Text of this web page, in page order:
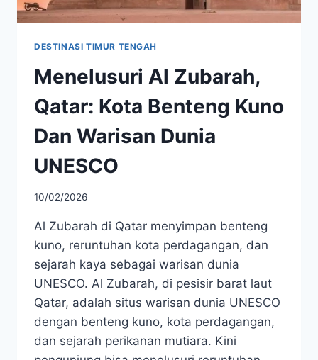
DESTINASI TIMUR TENGAH
Menelusuri Al Zubarah,
Qatar: Kota Benteng Kuno
Dan Warisan Dunia
UNESCO
10/02/2026
Al Zubarah di Qatar menyimpan benteng
kuno, reruntuhan kota perdagangan, dan
sejarah kaya sebagai warisan dunia
UNESCO. Al Zubarah, di pesisir barat laut
Qatar, adalah situs warisan dunia UNESCO
dengan benteng kuno, kota perdagangan,
dan sejarah perikanan mutiara. Kini